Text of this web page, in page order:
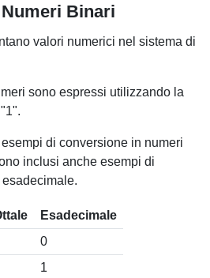
Binari
valori numerici nel sistema di
sono espressi utilizzando la
di conversione in numeri
inclusi anche esempi di
Esadecimale
0
1